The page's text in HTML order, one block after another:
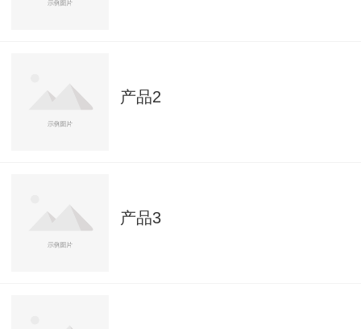
产品2
产品3